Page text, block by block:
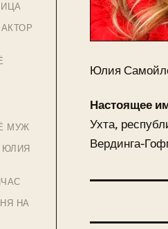
МУЖ
НА
Юлия
Настоящее
Ухта,
Вердинга-